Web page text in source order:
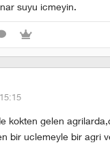
suyu icmeyin.
kokten gelen
bir uclemeyle bir agri